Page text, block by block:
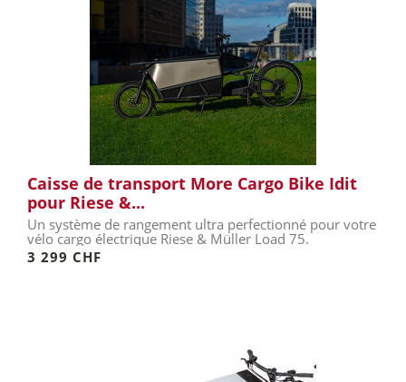
Caisse de transport More Cargo Bike Idit
pour Riese &...
Un système de rangement ultra perfectionné pour votre
vélo cargo électrique Riese & Müller Load 75.
3 299 CHF